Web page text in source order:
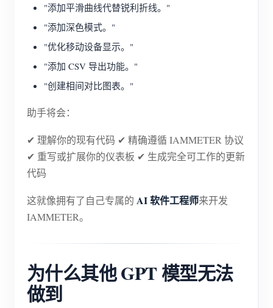
"添加平滑曲线代替锐利折线。"
"添加深色模式。"
"优化移动设备显示。"
"添加 CSV 导出功能。"
"创建相间对比图表。"
助手将会：
✔ 理解你的现有代码 ✔ 精确遵循 IAMMETER 协议
✔ 重写或扩展你的仪表板 ✔ 生成完全可工作的更新
代码
这就像拥有了自己专属的 AI 软件工程师来开发
IAMMETER。
为什么其他 GPT 模型无法
做到